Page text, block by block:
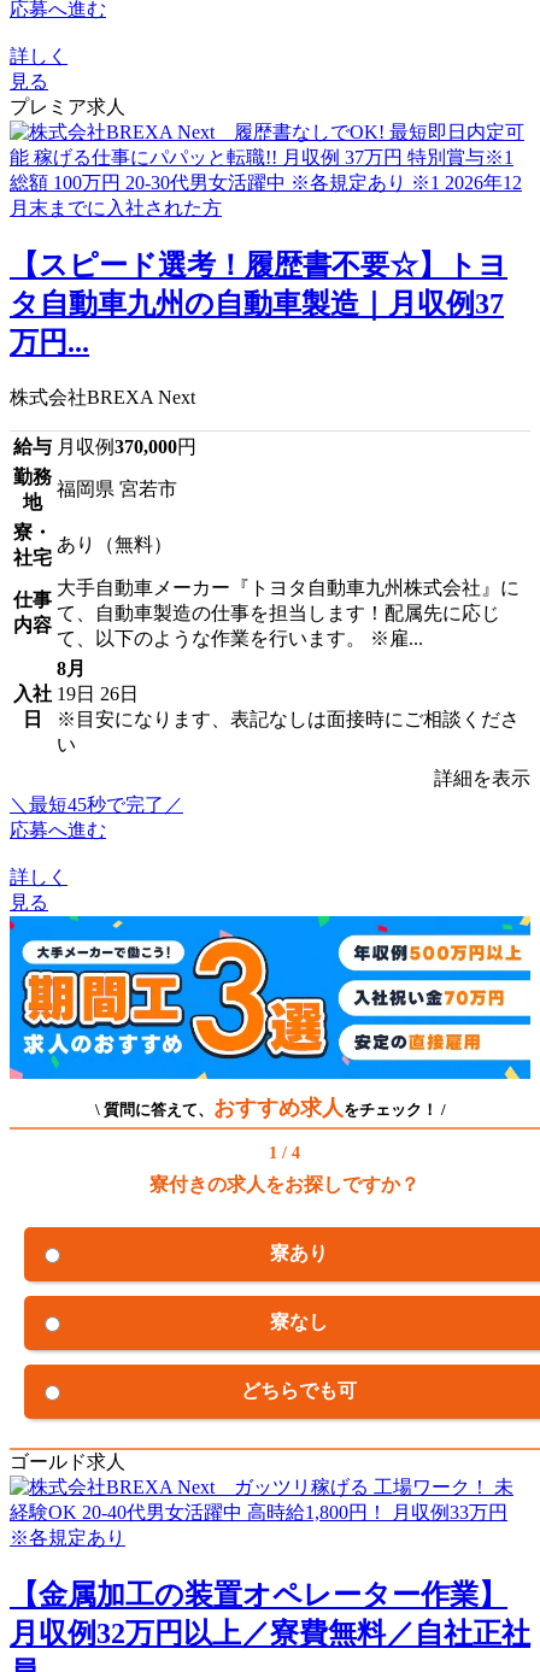
応募へ進む
詳しく
見る
プレミア求人
【スピード選考！履歴書不要☆】トヨ
タ自動車九州の自動車製造｜月収例37
万円...
株式会社BREXA Next
給与 月収例370,000円
勤務
地
福岡県 宮若市
寮・
社宅
あり（無料）
仕事
内容
大手自動車メーカー『トヨタ自動車九州株式会社』に
て、自動車製造の仕事を担当します！配属先に応じ
て、以下のような作業を行います。 ※雇...
入社
日
8月
19日 26日
※目安になります、表記なしは面接時にご相談くださ
い
詳細を表示
＼最短45秒で完了／
応募へ進む
詳しく
見る
\ 質問に答えて、 おすすめ求人 をチェック！ /
1 / 4
寮付きの求人をお探しですか？
寮あり
寮なし
どちらでも可
ゴールド求人
【金属加工の装置オペレーター作業】
月収例32万円以上／寮費無料／自社正社